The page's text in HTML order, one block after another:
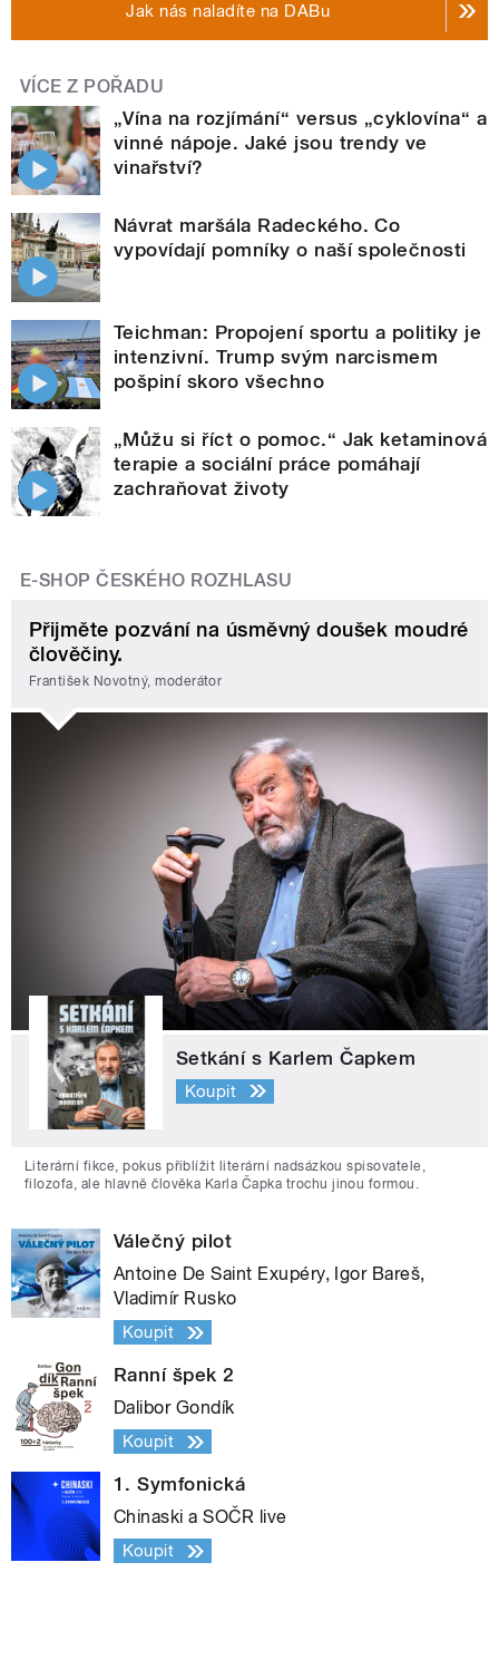
Jak nás naladíte na DABu
VÍCE Z POŘADU
„Vína na rozjímání“ versus „cyklovína“ a
vinné nápoje. Jaké jsou trendy ve
vinařství?
Návrat maršála Radeckého. Co
vypovídají pomníky o naší společnosti
Teichman: Propojení sportu a politiky je
intenzivní. Trump svým narcismem
pošpiní skoro všechno
„Můžu si říct o pomoc.“ Jak ketaminová
terapie a sociální práce pomáhají
zachraňovat životy
E-SHOP ČESKÉHO ROZHLASU
Přijměte pozvání na úsměvný doušek moudré
člověčiny.
František Novotný, moderátor
Setkání s Karlem Čapkem
Koupit
Literární fikce, pokus přiblížit literární nadsázkou spisovatele,
filozofa, ale hlavně člověka Karla Čapka trochu jinou formou.
Válečný pilot
Antoine De Saint Exupéry, Igor Bareš,
Vladimír Rusko
Koupit
Ranní špek 2
Dalibor Gondík
Koupit
1. Symfonická
Chinaski a SOČR live
Koupit